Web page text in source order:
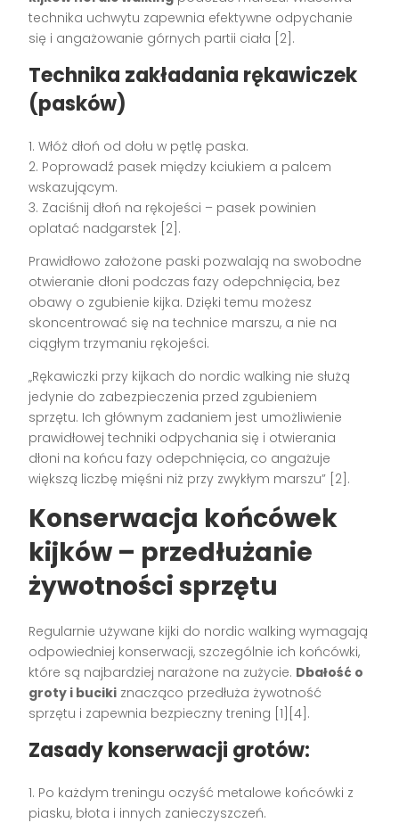
technika uchwytu zapewnia efektywne odpychanie
się i angażowanie górnych partii ciała [2].
Technika zakładania rękawiczek
(pasków)
1. Włóż dłoń od dołu w pętlę paska.
2. Poprowadź pasek między kciukiem a palcem
wskazującym.
3. Zaciśnij dłoń na rękojeści – pasek powinien
oplatać nadgarstek [2].
Prawidłowo założone paski pozwalają na swobodne
otwieranie dłoni podczas fazy odepchnięcia, bez
obawy o zgubienie kijka. Dzięki temu możesz
skoncentrować się na technice marszu, a nie na
ciągłym trzymaniu rękojeści.
„Rękawiczki przy kijkach do nordic walking nie służą
jedynie do zabezpieczenia przed zgubieniem
sprzętu. Ich głównym zadaniem jest umożliwienie
prawidłowej techniki odpychania się i otwierania
dłoni na końcu fazy odepchnięcia, co angażuje
większą liczbę mięśni niż przy zwykłym marszu” [2].
Konserwacja końcówek
kijków – przedłużanie
żywotności sprzętu
Regularnie używane kijki do nordic walking wymagają
odpowiedniej konserwacji, szczególnie ich końcówki,
które są najbardziej narażone na zużycie. Dbałość o
groty i buciki znacząco przedłuża żywotność
sprzętu i zapewnia bezpieczny trening [1][4].
Zasady konserwacji grotów:
1. Po każdym treningu oczyść metalowe końcówki z
piasku, błota i innych zanieczyszczeń.